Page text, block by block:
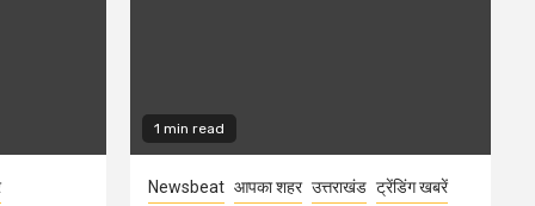
1 min read
Newsbeat आपका शहर उत्तराखंड ट्रेंडिंग खबरें